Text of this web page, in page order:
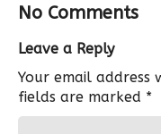
No Comments
Leave a Reply
Your email address
fields are marked *